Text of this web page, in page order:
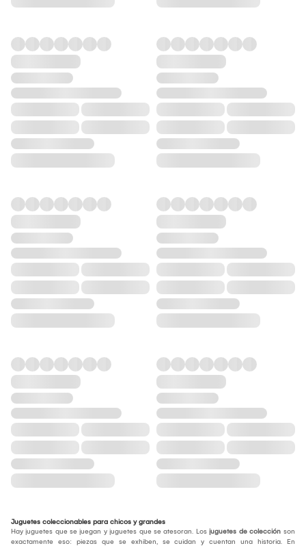
Juguetes coleccionables para chicos y grandes
Hay juguetes que se juegan y juguetes que se atesoran. Los juguetes de colección son
exactamente eso: piezas que se exhiben, se cuidan y cuentan una historia. En